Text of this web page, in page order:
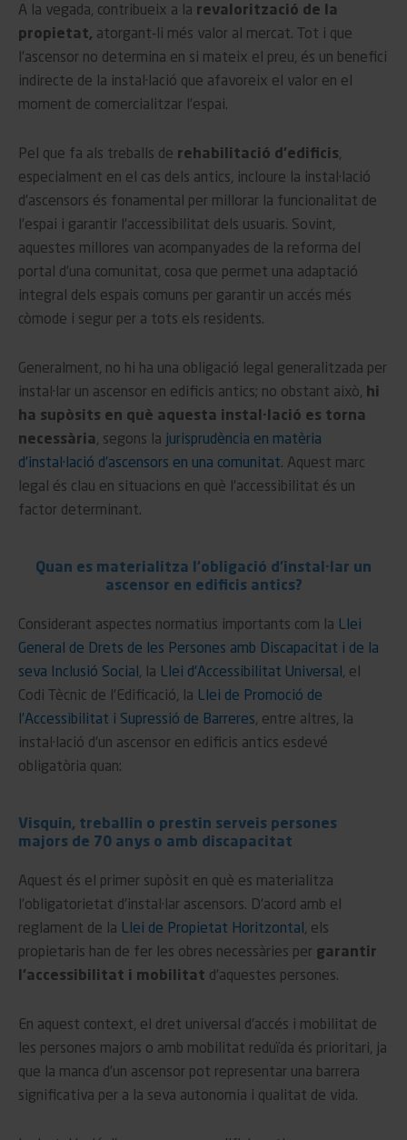
A la vegada, contribueix a la revalorització de la
propietat, atorgant-li més valor al mercat. Tot i que
l’ascensor no determina en si mateix el preu, és un benefici
indirecte de la instal·lació que afavoreix el valor en el
moment de comercialitzar l’espai.
Pel que fa als treballs de rehabilitació d’edificis,
especialment en el cas dels antics, incloure la instal·lació
d’ascensors és fonamental per millorar la funcionalitat de
l’espai i garantir l’accessibilitat dels usuaris. Sovint,
aquestes millores van acompanyades de la reforma del
portal d’una comunitat, cosa que permet una adaptació
integral dels espais comuns per garantir un accés més
còmode i segur per a tots els residents.
Generalment, no hi ha una obligació legal generalitzada per
instal·lar un ascensor en edificis antics; no obstant això, hi
ha supòsits en què aquesta instal·lació es torna
necessària, segons la jurisprudència en matèria
d’instal·lació d’ascensors en una comunitat. Aquest marc
legal és clau en situacions en què l’accessibilitat és un
factor determinant.
Quan es materialitza l’obligació d’instal·lar un
ascensor en edificis antics?
Considerant aspectes normatius importants com la Llei
General de Drets de les Persones amb Discapacitat i de la
seva Inclusió Social , la Llei d’Accessibilitat Universal , el
Codi Tècnic de l’Edificació, la Llei de Promoció de
l’Accessibilitat i Supressió de Barreres, entre altres, la
instal·lació d’un ascensor en edificis antics esdevé
obligatòria quan:
Visquin, treballin o prestin serveis persones
majors de 70 anys o amb discapacitat
Aquest és el primer supòsit en què es materialitza
l’obligatorietat d’instal·lar ascensors. D’acord amb el
reglament de la Llei de Propietat Horitzontal , els
propietaris han de fer les obres necessàries per garantir
l’accessibilitat i mobilitat d’aquestes persones.
En aquest context, el dret universal d’accés i mobilitat de
les persones majors o amb mobilitat reduïda és prioritari, ja
que la manca d’un ascensor pot representar una barrera
significativa per a la seva autonomia i qualitat de vida.